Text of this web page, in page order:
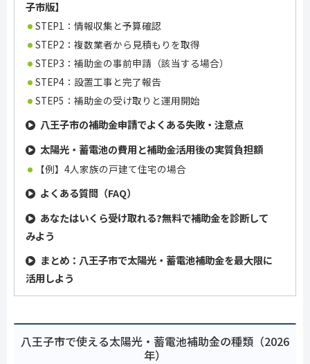
子市版】
STEP1：情報収集と予算確認
STEP2：複数業者から見積もりを取得
STEP3：補助金の事前申請（該当する場合）
STEP4：設置工事と完了報告
STEP5：補助金の受け取りと運用開始
八王子市の補助金申請でよくある失敗・注意点
太陽光・蓄電池の費用と補助金活用後の実質負担額
【例】4人家族の戸建て住宅の場合
よくある質問（FAQ）
あなたはいくら受け取れる?無料で補助金を診断して
みよう
まとめ：八王子市で太陽光・蓄電池補助金を最大限に
活用しよう
八王子市で使える太陽光・蓄電池補助金の種類（2026
年）